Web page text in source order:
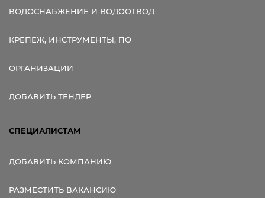
ВОДОСНАБЖЕНИЕ И ВОДООТВОД
КРЕПЕЖ, ИНСТРУМЕНТЫ, ПО
ОРГАНИЗАЦИИ
ДОБАВИТЬ ТЕНДЕР
СПЕЦИАЛИСТАМ
ДОБАВИТЬ КОМПАНИЮ
РАЗМЕСТИТЬ ВАКАНСИЮ